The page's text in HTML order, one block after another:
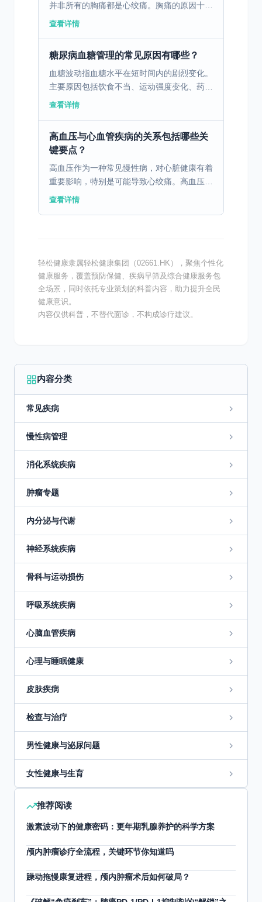
并非所有的胸痛都是心绞痛。胸痛的原因十分
多样，包括消化系统问题、肌肉骨骼不适以及
查看详情
糖尿病血糖管理的常见原因有哪些？
血糖波动指血糖水平在短时间内的剧烈变化。
主要原因包括饮食不当、运动强度变化、药物
使用、情绪波动等。这种变化表现为餐后血糖
查看详情
高血压与心血管疾病的关系包括哪些关
键要点？
高血压作为一种常见慢性病，对心脏健康有着
重要影响，特别是可能导致心绞痛。高血压的
主要问题在于它会引发血管功能障碍，增加心
查看详情
轻松健康隶属轻松健康集团（02661.HK），聚焦个性化
健康服务，覆盖预防保健、疾病早筛及综合健康服务包
全场景，同时依托专业策划的科普内容，助力提升全民
健康意识。
内容仅供科普，不替代面诊，不构成诊疗建议。
内容分类
常见疾病
慢性病管理
消化系统疾病
肿瘤专题
内分泌与代谢
神经系统疾病
骨科与运动损伤
呼吸系统疾病
心脑血管疾病
心理与睡眠健康
皮肤疾病
检查与治疗
男性健康与泌尿问题
女性健康与生育
推荐阅读
激素波动下的健康密码：更年期乳腺养护的科学方案
颅内肿瘤诊疗全流程，关键环节你知道吗
躁动拖慢康复进程，颅内肿瘤术后如何破局？